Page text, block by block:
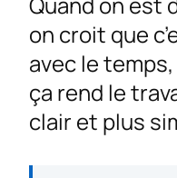
on croit que
avec le
ça rend le
clair et plus